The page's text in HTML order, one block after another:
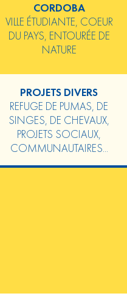
CORDOBA
VILLE ÉTUDIANTE, COEUR
DU PAYS, ENTOURÉE DE
NATURE
PROJETS DIVERS
REFUGE DE PUMAS, DE
SINGES, DE CHEVAUX,
PROJETS SOCIAUX,
COMMUNAUTAIRES...